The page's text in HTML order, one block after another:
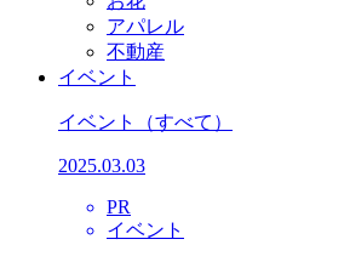
アパレル
不動産
イベント
イベント （すべて）
2025.03.03
PR
イベント